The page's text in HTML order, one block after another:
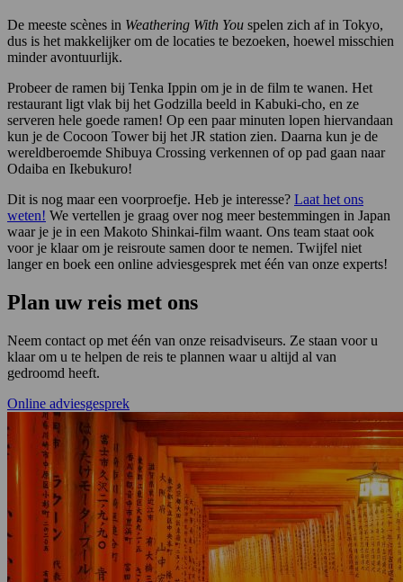
De meeste scènes in Weathering With You spelen zich af in Tokyo,
dus is het makkelijker om de locaties te bezoeken, hoewel misschien
minder avontuurlijk.
Probeer de ramen bij Tenka Ippin om je in de film te wanen. Het
restaurant ligt vlak bij het Godzilla beeld in Kabuki-cho, en ze
serveren hele goede ramen! Op een paar minuten lopen hiervandaan
kun je de Cocoon Tower bij het JR station zien. Daarna kun je de
wereldberoemde Shibuya Crossing verkennen of op pad gaan naar
Odaiba en Ikebukuro!
Dit is nog maar een voorproefje. Heb je interesse? Laat het ons
weten! We vertellen je graag over nog meer bestemmingen in Japan
waar je je in een Makoto Shinkai-film waant. Ons team staat ook
voor je klaar om je reisroute samen door te nemen. Twijfel niet
langer en boek een online adviesgesprek met één van onze experts!
Plan uw reis met ons
Neem contact op met één van onze reisadviseurs. Ze staan voor u
klaar om u te helpen de reis te plannen waar u altijd al van
gedroomd heeft.
Online adviesgesprek